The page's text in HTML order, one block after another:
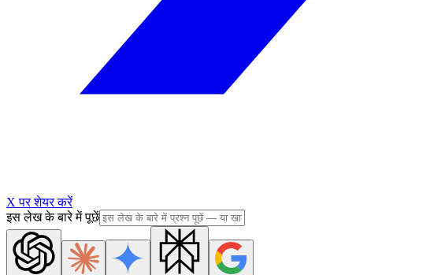
X पर शेयर करें
इस लेख के बारे में पूछें